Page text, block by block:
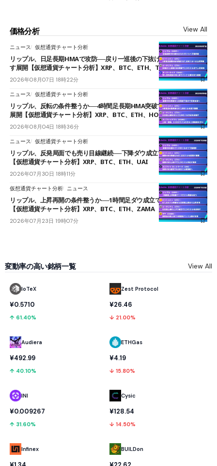
価格分析 View All
ニュース 仮想通貨チャート分析
リップル、日足長期HMAで攻防──戻り一巡後の下抜けで0.95ドルを試
す展開【仮想通貨チャート分析】XRP、BTC、ETH、TAKE
2026年08月07日 18時22分
ニュース 仮想通貨チャート分析
リップル、反転の条件整うか──4時間足長期HMA突破で雲下端を目指す
展開【仮想通貨チャート分析】XRP、BTC、ETH、HOME
2026年08月04日 18時36分
ニュース 仮想通貨チャート分析
リップル、反発局面でも売り目線継続──下降ダウ成立で下値追う展開
【仮想通貨チャート分析】XRP、BTC、ETH、UAI
2026年07月30日 18時11分
仮想通貨チャート分析 ニュース
リップル、上昇再開の条件整うか──1時間足ダウ成立で1.185ドルを狙う
【仮想通貨チャート分析】XRP、BTC、ETH、ZAMA
2026年07月23日 19時07分
変動率の高い銘柄一覧 View All
IoTeX
¥0.5710
↑ 61.40%
Audiera
¥492.99
↑ 40.10%
INI
¥0.009267
↑ 31.60%
Infinex
Zest Protocol
¥26.46
↓ 21.00%
ETHGas
¥4.19
↓ 15.80%
Cysic
¥128.54
↓ 14.50%
BUILDon